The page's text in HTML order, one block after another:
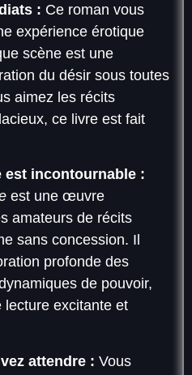
: Ce roman vous
expérience érotique
scène est une
du désir sous toutes
aimez les récits
ce livre est fait
est incontournable :
est une œuvre
amateurs de récits
sans concession. Il
profonde des
de pouvoir,
lecture excitante et
attendre : Vous